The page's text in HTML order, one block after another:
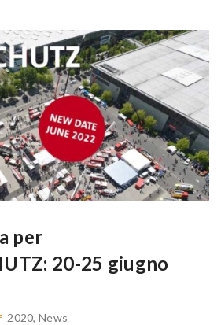
per
20-25 giugno
2020,News